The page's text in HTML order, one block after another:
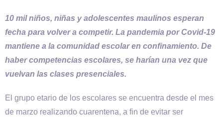
10 mil niños, niñas y adolescentes maulinos esperan
fecha para volver a competir. La pandemia por Covid-19
mantiene a la comunidad escolar en confinamiento. De
haber competencias escolares, se harían una vez que
vuelvan las clases presenciales.
El grupo etario de los escolares se encuentra desde el mes
de marzo realizando cuarentena, a fin de evitar ser